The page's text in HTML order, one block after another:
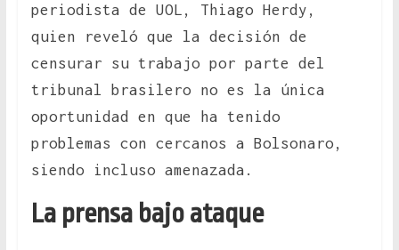
periodista de UOL, Thiago Herdy,
quien reveló que la decisión de
censurar su trabajo por parte del
tribunal brasilero no es la única
oportunidad en que ha tenido
problemas con cercanos a Bolsonaro,
siendo incluso amenazada.
La prensa bajo ataque